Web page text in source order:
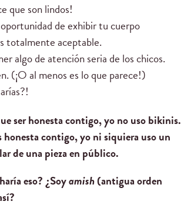
que son lindos!
de exhibir tu cuerpo
totalmente aceptable.
algo de atención seria de los chicos.
(¡O al menos es lo que parece!)
ser honesta contigo, yo no uso bikinis.
honesta contigo, yo ni siquiera uso un
de una pieza en público.
eso? ¿Soyamish(antigua orden